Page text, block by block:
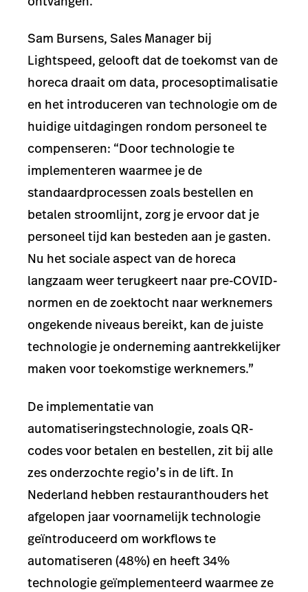
Sam Bursens, Sales Manager bij
Lightspeed, gelooft dat de toekomst van de
horeca draait om data, procesoptimalisatie
en het introduceren van technologie om de
huidige uitdagingen rondom personeel te
compenseren: “Door technologie te
implementeren waarmee je de
standaardprocessen zoals bestellen en
betalen stroomlijnt, zorg je ervoor dat je
personeel tijd kan besteden aan je gasten.
Nu het sociale aspect van de horeca
langzaam weer terugkeert naar pre-COVID-
normen en de zoektocht naar werknemers
ongekende niveaus bereikt, kan de juiste
technologie je onderneming aantrekkelijker
maken voor toekomstige werknemers.”
De implementatie van
automatiseringstechnologie, zoals QR-
codes voor betalen en bestellen, zit bij alle
zes onderzochte regio’s in de lift. In
Nederland hebben restauranthouders het
afgelopen jaar voornamelijk technologie
geïntroduceerd om workflows te
automatiseren (48%) en heeft 34%
technologie geïmplementeerd waarmee ze